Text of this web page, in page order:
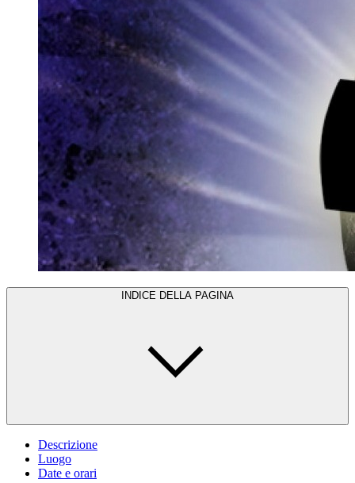
INDICE DELLA PAGINA
Descrizione
Luogo
Date e orari